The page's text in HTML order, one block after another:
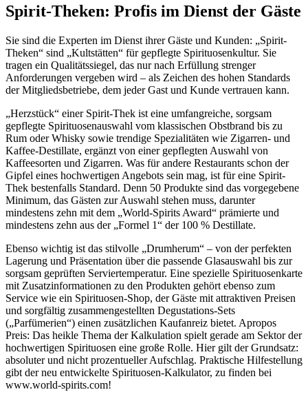
Spirit-Theken: Profis im Dienst der Gäste
Sie sind die Experten im Dienst ihrer Gäste und Kunden: „Spirit-
Theken“ sind „Kultstätten“ für gepflegte Spirituosenkultur. Sie
tragen ein Qualitätssiegel, das nur nach Erfüllung strenger
Anforderungen vergeben wird – als Zeichen des hohen Standards
der Mitgliedsbetriebe, dem jeder Gast und Kunde vertrauen kann.
„Herzstück“ einer Spirit-Thek ist eine umfangreiche, sorgsam
gepflegte Spirituosenauswahl vom klassischen Obstbrand bis zu
Rum oder Whisky sowie trendige Spezialitäten wie Zigarren- und
Kaffee-Destillate, ergänzt von einer gepflegten Auswahl von
Kaffeesorten und Zigarren. Was für andere Restaurants schon der
Gipfel eines hochwertigen Angebots sein mag, ist für eine Spirit-
Thek bestenfalls Standard. Denn 50 Produkte sind das vorgegebene
Minimum, das Gästen zur Auswahl stehen muss, darunter
mindestens zehn mit dem „World-Spirits Award“ prämierte und
mindestens zehn aus der „Formel 1“ der 100 % Destillate.
Ebenso wichtig ist das stilvolle „Drumherum“ – von der perfekten
Lagerung und Präsentation über die passende Glasauswahl bis zur
sorgsam geprüften Serviertemperatur. Eine spezielle Spirituosenkarte
mit Zusatzinformationen zu den Produkten gehört ebenso zum
Service wie ein Spirituosen-Shop, der Gäste mit attraktiven Preisen
und sorgfältig zusammengestellten Degustations-Sets
(„Parfümerien“) einen zusätzlichen Kaufanreiz bietet. Apropos
Preis: Das heikle Thema der Kalkulation spielt gerade am Sektor der
hochwertigen Spirituosen eine große Rolle. Hier gilt der Grundsatz:
absoluter und nicht prozentueller Aufschlag. Praktische Hilfestellung
gibt der neu entwickelte Spirituosen-Kalkulator, zu finden bei
www.world-spirits.com!